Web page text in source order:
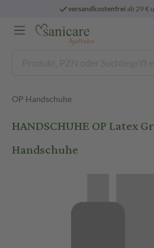
versandkostenfreiab 29 €
OP Handschuhe
HANDSCHUHE OP Latex
Handschuhe